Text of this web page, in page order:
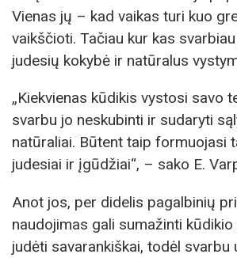
Vienas jų – kad vaikas turi kuo
vaikščioti. Tačiau kur kas
judesių kokybė ir natūralus
„Kiekvienas kūdikis vystosi savo
svarbu jo neskubinti ir sudaryti
natūraliai. Būtent taip formuojasi
judesiai ir įgūdžiai“, – sako E.
Anot jos, per didelis pagalbinių
naudojimas gali sumažinti
judėti savarankiškai, todėl svarbu